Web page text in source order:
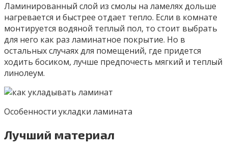
Ламинированный слой из смолы на ламелях дольше
нагревается и быстрее отдает тепло. Если в комнате
монтируется водяной теплый пол, то стоит выбрать
для него как раз ламинатное покрытие. Но в
остальных случаях для помещений, где придется
ходить босиком, лучше предпочесть мягкий и теплый
линолеум.
Особенности укладки ламината
Лучший материал